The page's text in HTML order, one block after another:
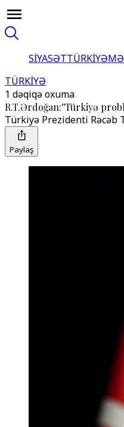
SİYASƏTTÜRKİYƏ
TÜRKİYƏ
1 dəqiqə oxuma
R.T.Ərdoğan:''Türkiyə
Türkiyə Prezidenti Rəcəb
Paylaş